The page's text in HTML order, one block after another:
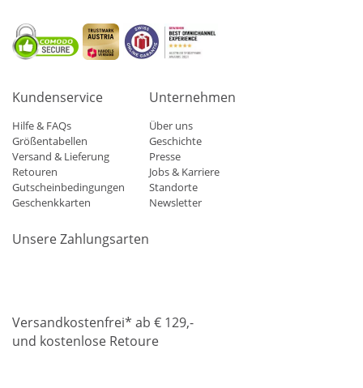
Kundenservice
Hilfe & FAQs
Größentabellen
Versand & Lieferung
Retouren
Gutscheinbedingungen
Geschenkkarten
Unternehmen
Über uns
Geschichte
Presse
Jobs & Karriere
Standorte
Newsletter
Unsere Zahlungsarten
Versandkostenfrei* ab € 129,-
und kostenlose Retoure